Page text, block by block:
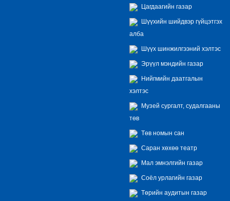
Цагдаагийн газар
Шүүхийн шийдвэр гүйцэтгэх
алба
Шүүх шинжилгээний хэлтэс
Эрүүл мэндийн газар
Нийгмийн даатгалын
хэлтэс
Музей сургалт, судалгааны
төв
Төв номын сан
Саран хөхөө театр
Мал эмнэлгийн газар
Соёл урлагийн газар
Төрийн аудитын газар